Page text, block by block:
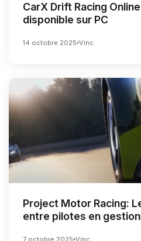
CarX Drift Racing
disponible sur PC
14 octobre 2025 Vinc
Project Motor Racing:
entre pilotes en
7 octobre 2025 Vinc